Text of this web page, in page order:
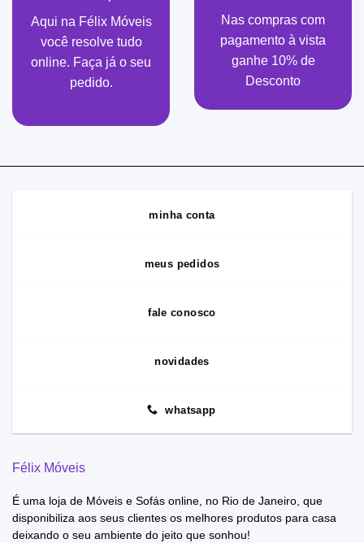
Aqui na Félix Móveis
você resolve tudo
online. Faça já o seu
pedido.
Nas compras com
pagamento à vista
ganhe 10% de
Desconto
minha conta
meus pedidos
fale conosco
novidades
whatsapp
Félix Móveis
É uma loja de Móveis e Sofás online, no Rio de Janeiro, que
disponibiliza aos seus clientes os melhores produtos para casa
deixando o seu ambiente do jeito que sonhou!